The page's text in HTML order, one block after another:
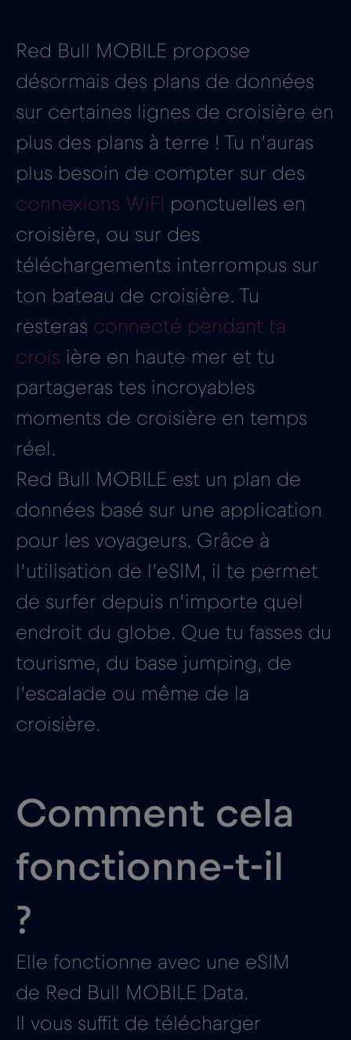
Red Bull MOBILE propose
désormais des plans de données
sur certaines lignes de croisière en
plus des plans à terre ! Tu n’auras
plus besoin de compter sur des
connexions WiFI
ponctuelles en
croisière, ou sur des
téléchargements interrompus sur
ton bateau de croisière. Tu
resteras connecté pendant ta
crois ière en haute mer et tu
partageras tes incroyables
moments de croisière en temps
réel.
Red Bull MOBILE est un plan de
données basé sur une application
pour les voyageurs. Grâce à
l’utilisation de l’eSIM, il te permet
de surfer depuis n’importe quel
endroit du globe. Que tu fasses du
tourisme, du base jumping, de
l’escalade ou même de la
croisière.
Comment cela
fonctionne-t-il
?
Elle fonctionne avec une eSIM
de Red Bull MOBILE Data.
Il vous suffit de télécharger